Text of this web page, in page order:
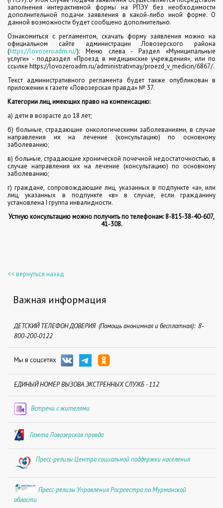
заполнения интерактивной формы на РПЭУ без необходимости
дополнительной подачи заявления в какой-либо иной форме. О
данной возможности будет сообщено дополнительно.
Ознакомиться с регламентом, скачать форму заявления можно на
официальном сайте администрации Ловозерского района
(https://lovozeroadm.ru/): Меню слева - Раздел «Муниципальные
услуги» - подраздел «Проезд в медицинские учреждения», или по
ссылке https://lovozeroadm.ru/administrativnay/proezd_v_medicin/6867/.
Текст административного регламента будет также опубликован в
приложении к газете «Ловозерская правда» № 37.
Категории лиц, имеющих право на компенсацию:
а) дети в возрасте до 18 лет;
б) больные, страдающие онкологическими заболеваниями, в случае
направления их на лечение (консультацию) по основному
заболеванию;
в) больные, страдающие хронической почечной недостаточностью, в
случае направления их на лечение (консультацию) по основному
заболеванию;
г) граждане, сопровождающие лиц, указанных в подпункте «а», или
лиц, указанных в подпункте «в» в случае, если гражданину
установлена I группа инвалидности.
Устную консультацию можно получить по телефонам: 8-815-38-40-607,
41-308.
<< вернуться назад
Важная информация
ДЕТСКИЙ ТЕЛЕФОН ДОВЕРИЯ (Помощь анонимная и бесплатная): 8-
800-200-0122
Мы в соцсетях
ЕДИНЫЙ НОМЕР ВЫЗОВА ЭКСТРЕННЫХ СЛУЖБ - 112
Встречи с жителями
Газета Ловозерская правда
Пресс-релизы Центра социальной поддержки населения
Пресс-релизы Управления Росреестра по Мурманской
области